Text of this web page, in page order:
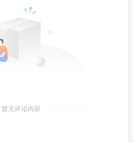
暂无评论内容